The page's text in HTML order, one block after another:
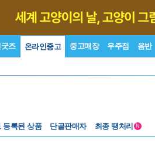
즈 온라인중고 중고매장 우주점 음반
등록된 상품 단골판매자 최종 땡처리 N